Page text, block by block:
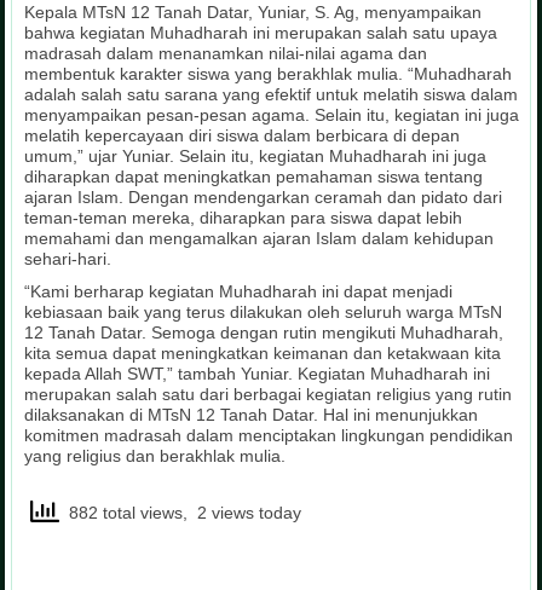
Kepala MTsN 12 Tanah Datar, Yuniar, S. Ag, menyampaikan
bahwa kegiatan Muhadharah ini merupakan salah satu upaya
madrasah dalam menanamkan nilai-nilai agama dan
membentuk karakter siswa yang berakhlak mulia. “Muhadharah
adalah salah satu sarana yang efektif untuk melatih siswa dalam
menyampaikan pesan-pesan agama. Selain itu, kegiatan ini juga
melatih kepercayaan diri siswa dalam berbicara di depan
umum,” ujar Yuniar. Selain itu, kegiatan Muhadharah ini juga
diharapkan dapat meningkatkan pemahaman siswa tentang
ajaran Islam. Dengan mendengarkan ceramah dan pidato dari
teman-teman mereka, diharapkan para siswa dapat lebih
memahami dan mengamalkan ajaran Islam dalam kehidupan
sehari-hari.
“Kami berharap kegiatan Muhadharah ini dapat menjadi
kebiasaan baik yang terus dilakukan oleh seluruh warga MTsN
12 Tanah Datar. Semoga dengan rutin mengikuti Muhadharah,
kita semua dapat meningkatkan keimanan dan ketakwaan kita
kepada Allah SWT,” tambah Yuniar. Kegiatan Muhadharah ini
merupakan salah satu dari berbagai kegiatan religius yang rutin
dilaksanakan di MTsN 12 Tanah Datar. Hal ini menunjukkan
komitmen madrasah dalam menciptakan lingkungan pendidikan
yang religius dan berakhlak mulia.
882 total views, 2 views today